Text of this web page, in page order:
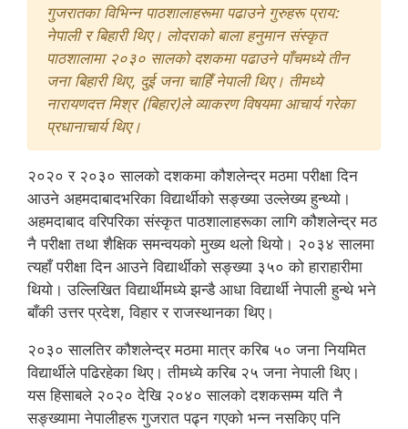
गुजरातका विभिन्न पाठशालाहरूमा पढाउने गुरुहरू प्राय:
नेपाली र बिहारी थिए। लोदराको बाला हनुमान संस्कृत
पाठशालामा २०३० सालको दशकमा पढाउने पाँचमध्ये तीन
जना बिहारी थिए, दुई जना चाहिँ नेपाली थिए। तीमध्ये
नारायणदत्त मिश्र (बिहार)ले व्याकरण विषयमा आचार्य गरेका
प्रधानाचार्य थिए।
२०२० र २०३० सालको दशकमा कौशलेन्द्र मठमा परीक्षा दिन
आउने अहमदाबादभरिका विद्यार्थीको सङ्ख्या उल्लेख्य हुन्थ्यो।
अहमदाबाद वरिपरिका संस्कृत पाठशालाहरूका लागि कौशलेन्द्र मठ
नै परीक्षा तथा शैक्षिक समन्वयको मुख्य थलो थियो। २०३४ सालमा
त्यहाँ परीक्षा दिन आउने विद्यार्थीको सङ्ख्या ३५० को हाराहारीमा
थियो। उल्लिखित विद्यार्थीमध्ये झन्डै आधा विद्यार्थी नेपाली हुन्थे भने
बाँकी उत्तर प्रदेश, विहार र राजस्थानका थिए।
२०३० सालतिर कौशलेन्द्र मठमा मात्र करिब ५० जना नियमित
विद्यार्थीले पढिरहेका थिए। तीमध्ये करिब २५ जना नेपाली थिए।
यस हिसाबले २०२० देखि २०४० सालको दशकसम्म यति नै
सङ्ख्यामा नेपालीहरू गुजरात पढ्न गएको भन्न नसकिए पनि